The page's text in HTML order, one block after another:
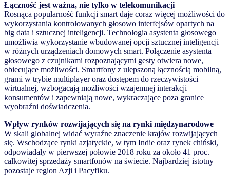
Łączność jest ważna, nie tylko w telekomunikacji
Rosnąca popularność funkcji smart daje coraz więcej możliwości do
wykorzystania kontrolowanych głosowo interfejsów opartych na
big data i sztucznej inteligencji. Technologia asystenta głosowego
umożliwia wykorzystanie wbudowanej opcji sztucznej inteligencji
w różnych urządzeniach domowych smart. Połączenie asystenta
głosowego z czujnikami rozpoznającymi gesty otwiera nowe,
obiecujące możliwości. Smartfony z ulepszoną łącznością mobilną,
grami w trybie multiplayer oraz dostępem do rzeczywistości
wirtualnej, wzbogacają możliwości wzajemnej interakcji
konsumentów i zapewniają nowe, wykraczające poza granice
wyobraźni doświadczenia.
Wpływ rynków rozwijających się na rynki międzynarodowe
W skali globalnej widać wyraźne znaczenie krajów rozwijających
się. Wschodzące rynki azjatyckie, w tym Indie oraz rynek chiński,
odpowiadały w pierwszej połowie 2018 roku za około 41 proc.
całkowitej sprzedaży smartfonów na świecie. Najbardziej istotny
pozostaje region Azji i Pacyfiku.